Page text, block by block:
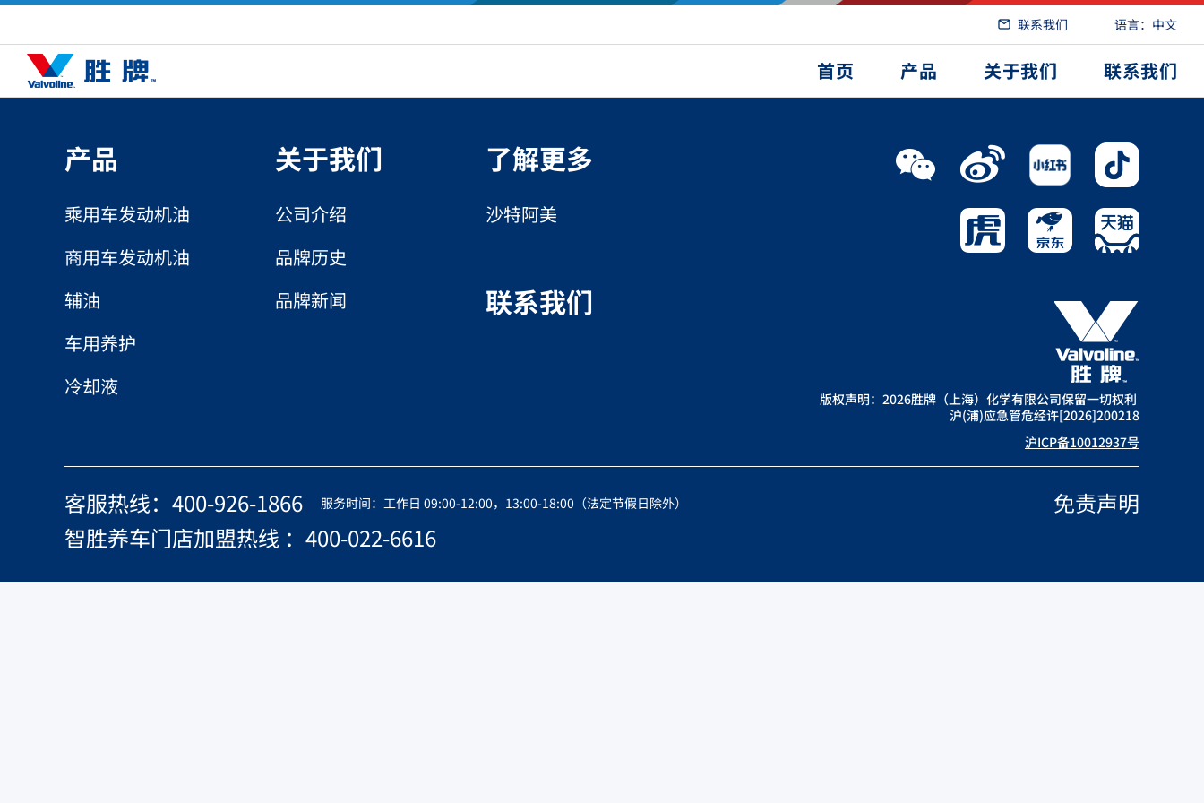
联系我们 语言：中文
首页 产品 关于我们 联系我们
产品
乘用车发动机油
商用车发动机油
辅油
车用养护
冷却液
关于我们
公司介绍
品牌历史
品牌新闻
了解更多
沙特阿美
联系我们
版权声明：2026胜牌（上海）化学有限公司保留一切权利
沪(浦)应急管危经许[2026]200218
沪ICP备10012937号
客服热线：400-926-1866 服务时间：工作日 09:00-12:00，13:00-18:00（法定节假日除外）
免责声明
智胜养车门店加盟热线 ：400-022-6616